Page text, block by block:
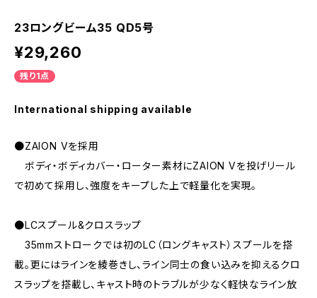
23ロングビーム35 QD5号
¥29,260
残り1点
International shipping available
●ZAION Vを採用
ボディ・ボディカバー・ローター素材にZAION Vを投げリール
で初めて採用し、強度をキープした上で軽量化を実現。
●LCスプール&クロスラップ
35mmストロークでは初のLC（ロングキャスト）スプールを搭
載。更にはラインを綾巻きし、ライン同士の食い込みを抑えるクロ
スラップを搭載し、キャスト時のトラブルが少なく軽快なライン放